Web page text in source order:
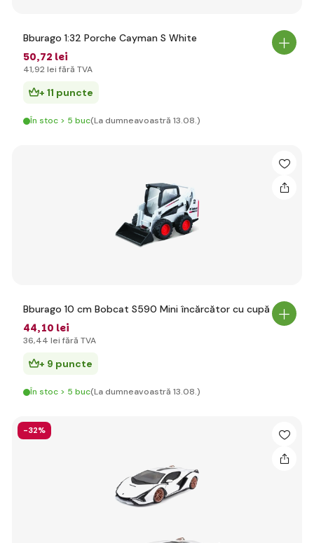
Bburago 1:32 Porche Cayman S White
50,72 lei
41,92 lei fără TVA
+ 11 puncte
În stoc > 5 buc(La dumneavoastră 13.08.)
Bburago 10 cm Bobcat S590 Mini încărcător cu cupă
44,10 lei
36,44 lei fără TVA
+ 9 puncte
În stoc > 5 buc(La dumneavoastră 13.08.)
-32%